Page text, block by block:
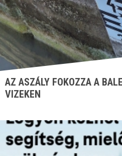
AZ ASZÁLY FOKOZZA A
VIZEKEN